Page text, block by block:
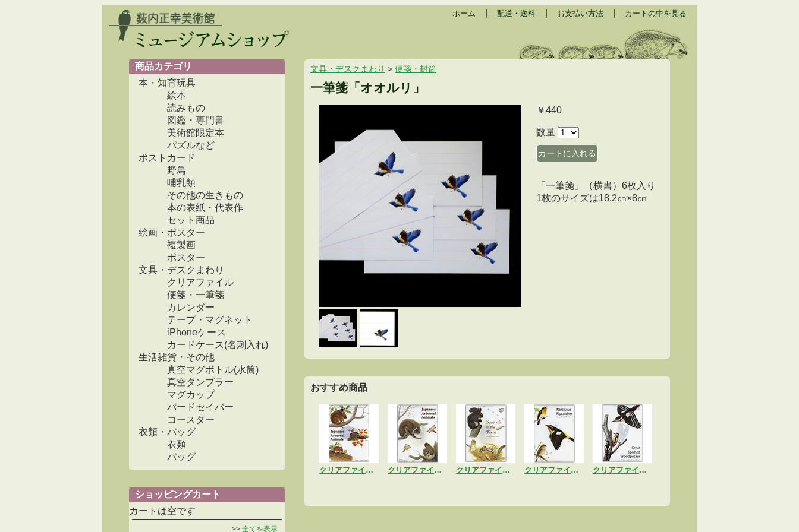
ホーム 配送・送料 お支払い方法 カートの中を見る
商品カテゴリ
本・知育玩具
絵本
読みもの
図鑑・専門書
美術館限定本
パズルなど
ポストカード
野鳥
哺乳類
その他の生きもの
本の表紙・代表作
セット商品
絵画・ポスター
複製画
ポスター
文具・デスクまわり
クリアファイル
便箋・一筆箋
カレンダー
テープ・マグネット
iPhoneケース
カードケース(名刺入れ)
生活雑貨・その他
真空マグボトル(水筒)
真空タンブラー
マグカップ
バードセイバー
コースター
衣類・バッグ
衣類
バッグ
ショッピングカート
カートは空です
>> 全てを表示
文具・デスクまわり > 便箋・封筒
一筆箋「オオルリ」
￥440
数量
「一筆箋」（横書）6枚入り
1枚のサイズは18.2㎝×8㎝
おすすめ商品
クリアファイル「樹上動物A」 クリアファイル「樹上動物B」 クリアファイル「リス」 クリアファイル「キビタキ」 クリアファイル「アカゲラ」